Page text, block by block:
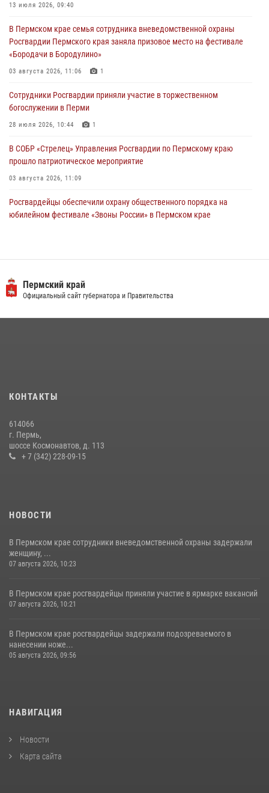
богослужении в Перми
28 июля 2026, 10:44
Росгвардейцы оказали силовую поддержку при задержании
28 июля 2026, 06:15
13 июля 2026, 09:40
В Пермском крае семья сотрудника вневедомственной охраны
Росгвардии Пермского края заняла призовое место на фестивале
«Бородачи в Бородулино»
03 августа 2026, 11:06 1
Сотрудники Росгвардии приняли участие в торжественном
богослужении в Перми
28 июля 2026, 10:44 1
В СОБР «Стрелец» Управления Росгвардии по Пермскому краю
прошло патриотическое мероприятие
03 августа 2026, 11:09
Росгвардейцы обеспечили охрану общественного порядка на
юбилейном фестивале «Звоны России» в Пермском крае
ветеринарно-санитарной службы с годовщиной образования
13 июля 2026, 10:43
09 июля 2026, 06:36
17 июля 2026, 10:34
Пермский край
Официальный сайт губернатора и Правительства
КОНТАКТЫ
614066
г. Пермь,
шоссе Космонавтов, д. 113
+ 7 (342) 228-09-15
НОВОСТИ
В Пермском крае сотрудники вневедомственной охраны задержали
женщину, ...
07 августа 2026, 10:23
В Пермском крае росгвардейцы приняли участие в ярмарке вакансий
07 августа 2026, 10:21
В Пермском крае росгвардейцы задержали подозреваемого в
нанесении ноже...
05 августа 2026, 09:56
НАВИГАЦИЯ
Новости
Карта сайта